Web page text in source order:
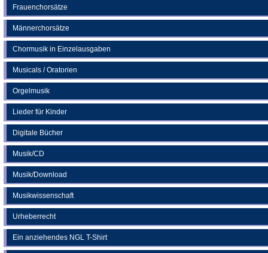
Frauenchorsätze
Männerchorsätze
Chormusik in Einzelausgaben
Musicals / Oratorien
Orgelmusik
Lieder für Kinder
Digitale Bücher
Musik/CD
Musik/Download
Musikwissenschaft
Urheberrecht
Ein anziehendes NGL T-Shirt